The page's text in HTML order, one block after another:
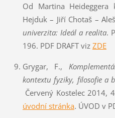
Od Martina
Hejduk – Jiří Chotaš –
univerzita: Ideál a realita.
196. PDF DRAFT viz ZDE
Grygar, F.,
kontextu fyziky, filosofie a
Červený Kostelec 2014,
úvodní stránka. ÚVOD v